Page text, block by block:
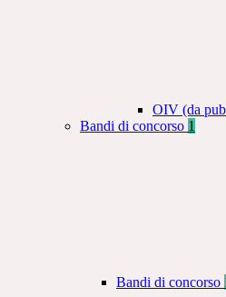
OIV (da
Bandi di concorso 1
Bandi di concorso